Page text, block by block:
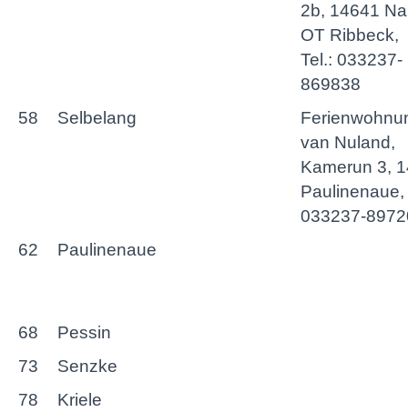
2b, 14641
OT Ribbeck,
Tel.: 033237-
869838
58
Selbelang
van Nuland,
Kamerun 3,
Paulinenaue,
033237-
62
Paulinenaue
68
Pessin
73
Senzke
78
Kriele